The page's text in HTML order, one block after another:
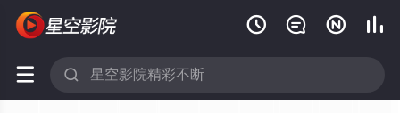
   
 